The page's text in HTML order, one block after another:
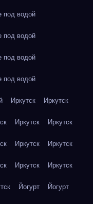
водой
водой
водой
водой
Иркутск Иркутск
Иркутск Иркутск
Иркутск Иркутск
Иркутск Иркутск
Йогурт Йогурт